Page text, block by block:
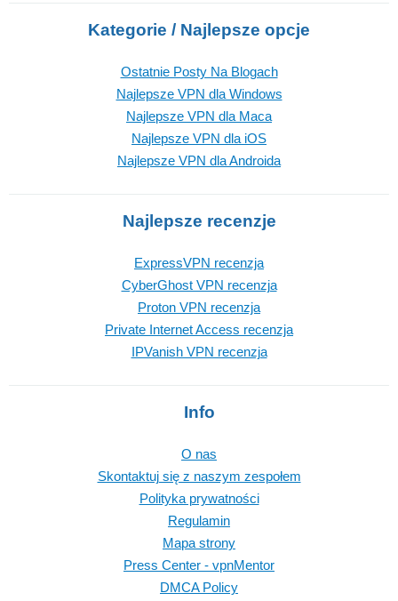
Kategorie / Najlepsze opcje
Ostatnie Posty Na Blogach
Najlepsze VPN dla Windows
Najlepsze VPN dla Maca
Najlepsze VPN dla iOS
Najlepsze VPN dla Androida
Najlepsze recenzje
ExpressVPN recenzja
CyberGhost VPN recenzja
Proton VPN recenzja
Private Internet Access recenzja
IPVanish VPN recenzja
Info
O nas
Skontaktuj się z naszym zespołem
Polityka prywatności
Regulamin
Mapa strony
Press Center - vpnMentor
DMCA Policy